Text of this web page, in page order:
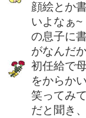
顔絵とか
いよなぁ
の息子に
がなんだ
初任給で
をからか
笑ってみ
だと聞き